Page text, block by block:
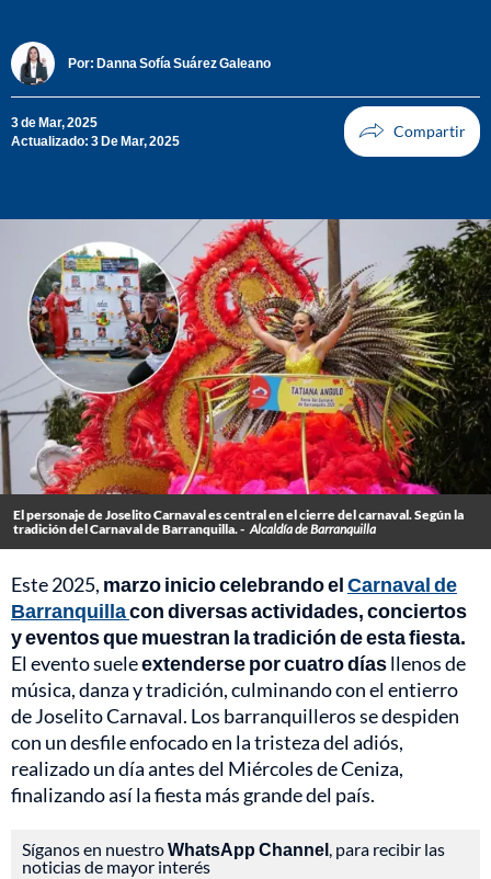
Por: Danna Sofía Suárez Galeano
3 de Mar, 2025
Actualizado: 3 De Mar, 2025
El personaje de Joselito Carnaval es central en el cierre del carnaval. Según la
tradición del Carnaval de Barranquilla. - Alcaldía de Barranquilla
Este 2025, marzo inicio celebrando elCarnaval de
Barranquillacon diversas actividades, conciertos
y eventos que muestran la tradición de esta fiesta.
El evento sueleextenderse por cuatro díasllenos de
música, danza y tradición, culminando con el entierro
de Joselito Carnaval. Los barranquilleros se despiden
con un desfile enfocado en la tristeza del adiós,
realizado un día antes del Miércoles de Ceniza,
finalizando así la fiesta más grande del país.
Síganos en nuestroWhatsApp Channel, para recibir las
noticias de mayor interés